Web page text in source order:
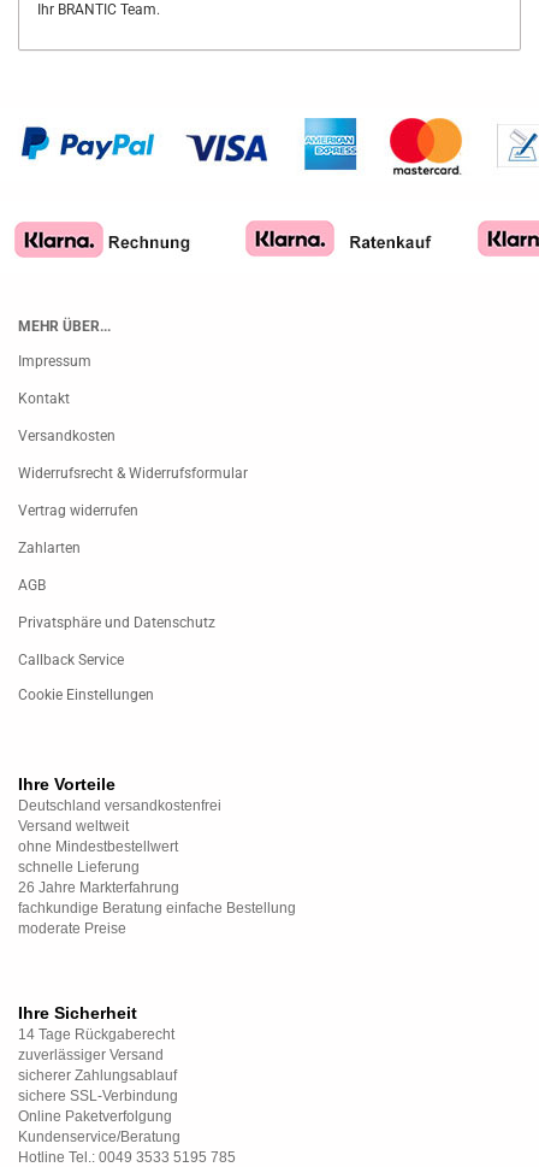
Ihr BRANTIC Team.
MEHR ÜBER...
Impressum
Kontakt
Versandkosten
Widerrufsrecht & Widerrufsformular
Vertrag widerrufen
Zahlarten
AGB
Privatsphäre und Datenschutz
Callback Service
Cookie Einstellungen
Ihre Vorteile
Deutschland versandkostenfrei
Versand weltweit
ohne Mindestbestellwert
schnelle Lieferung
26 Jahre Markterfahrung
fachkundige Beratung einfache Bestellung
moderate Preise
Ihre Sicherheit
14 Tage Rückgaberecht
zuverlässiger Versand
sicherer Zahlungsablauf
sichere SSL-Verbindung
Online Paketverfolgung
Kundenservice/Beratung
Hotline Tel.: 0049 3533 5195 785